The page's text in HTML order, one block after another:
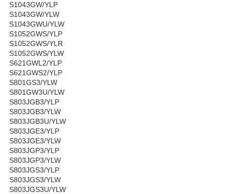
S1043GW/YLP
S1043GW/YLW
S1043GWU/YLW
S1052GWS/YLP
S1052GWS/YLR
S1052GWS/YLW
S621GWL2/YLP
S621GWS2/YLP
S801GS3/YLW
S801GW3U/YLW
S803JGB3/YLP
S803JGB3/YLW
S803JGB3U/YLW
S803JGE3/YLP
S803JGE3/YLW
S803JGP3/YLP
S803JGP3/YLW
S803JGS3/YLP
S803JGS3/YLW
S803JGS3U/YLW